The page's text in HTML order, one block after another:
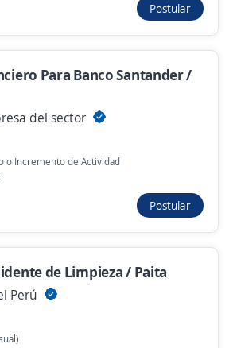
/ Entrega de Pc/Trabaja
comercial / Piura/
de Materia Prima
Postular
Para Banco Santander /
del sector
o Incremento de Actividad
Postular
de Limpieza / Paita
Perú